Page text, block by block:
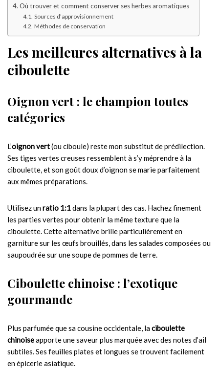
Où trouver et comment conserver ses herbes aromatiques
Sources d’approvisionnement
Méthodes de conservation
Les meilleures alternatives à la
ciboulette
Oignon vert : le champion toutes
catégories
L’oignon vert(ou ciboule) reste mon substitut de prédilection.
Ses tiges vertes creuses ressemblent à s’y méprendre à la
ciboulette, et son goût doux d’oignon se marie parfaitement
aux mêmes préparations.
Utilisez unratio 1:1dans la plupart des cas. Hachez finement
les parties vertes pour obtenir la même texture que la
ciboulette. Cette alternative brille particulièrement en
garniture sur les œufs brouillés, dans les salades composées ou
saupoudrée sur une soupe de pommes de terre.
Ciboulette chinoise : l’exotique
gourmande
Plus parfumée que sa cousine occidentale, laciboulette
chinoiseapporte une saveur plus marquée avec des notes d’ail
subtiles. Ses feuilles plates et longues se trouvent facilement
en épicerie asiatique.